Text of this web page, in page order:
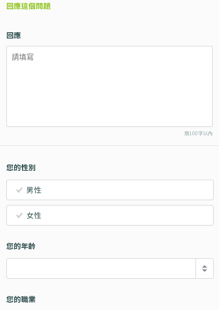
回應這個問題
回應
限100字以內
您的性別
男性
女性
您的年齡
您的職業